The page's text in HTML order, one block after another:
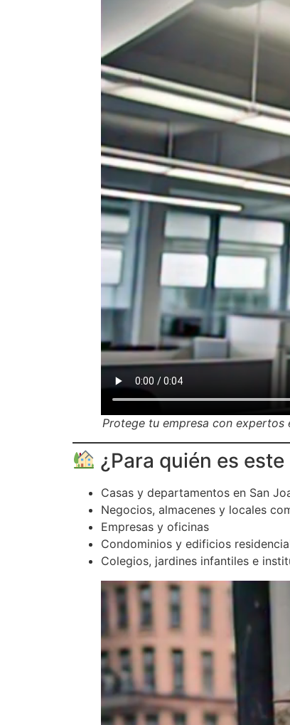
Protege tu empresa con expertos
¿Para quién es
Casas y departamentos en San
Negocios, almacenes y locales
Empresas y oficinas
Condominios y edificios
Colegios, jardines infantiles e